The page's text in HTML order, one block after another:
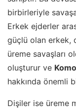
birbirleriyle
Erkek ejderler
güçlü olan erkek,
üreme savaşları
oluşturur ve
hakkında önemli
Dişiler ise üreme